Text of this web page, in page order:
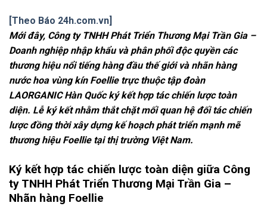
[Theo Báo 24h.com.vn]
Mới đây, Công ty TNHH Phát Triển Thương Mại Trần Gia –
Doanh nghiệp nhập khẩu và phân phối độc quyền các
thương hiệu nổi tiếng hàng đầu thế giới và nhãn hàng
nước hoa vùng kín Foellie trực thuộc tập đoàn
LAORGANIC Hàn Quốc ký kết hợp tác chiến lược toàn
diện. Lễ ký kết nhằm thắt chặt mối quan hệ đối tác chiến
lược đồng thời xây dựng kế hoạch phát triển mạnh mẽ
thương hiệu Foellie tại thị trường Việt Nam.
Ký kết hợp tác chiến lược toàn diện giữa Công
ty TNHH Phát Triển Thương Mại Trần Gia –
Nhãn hàng Foellie